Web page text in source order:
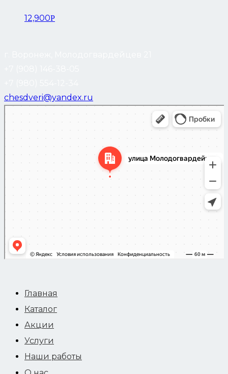
12,900Р
chesdveri@yandex.ru
Главная
Каталог
Акции
Услуги
Наши работы